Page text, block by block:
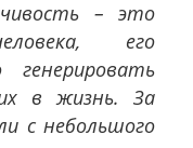
– это
его
в жизнь.
За
с небольшого